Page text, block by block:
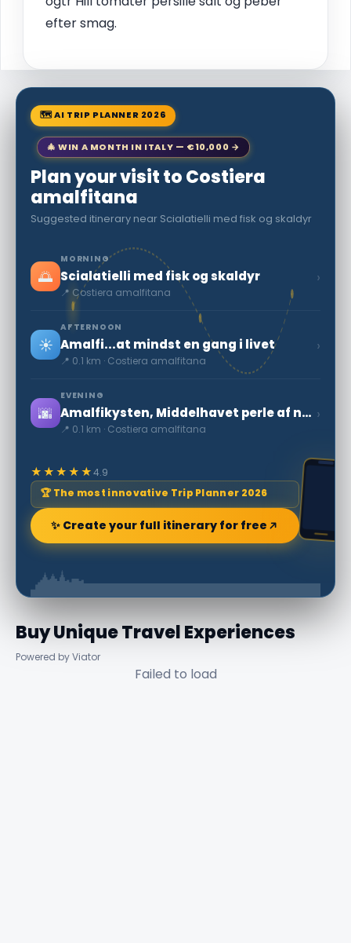
efter smag.
🗺 AI TRIP PLANNER 2026
🎄 WIN A MONTH IN ITALY — €10,000 →
Plan your visit to Costiera
amalfitana
Suggested itinerary near Scialatielli med fisk og skaldyr
🌅
MORNING
Scialatielli med fisk og skaldyr
📍 Costiera amalfitana
›
☀️
AFTERNOON
Amalfi...at mindst en gang i livet
📍 0.1 km · Costiera amalfitana
›
🌆
EVENING
Amalfikysten, Middelhavet perle af natur og skønhed
📍 0.1 km · Costiera amalfitana
›
★★★★★4.9
🏆 The most innovative Trip Planner 2026
✨ Create your full itinerary for free
Buy Unique Travel Experiences
Powered by Viator
Failed to load